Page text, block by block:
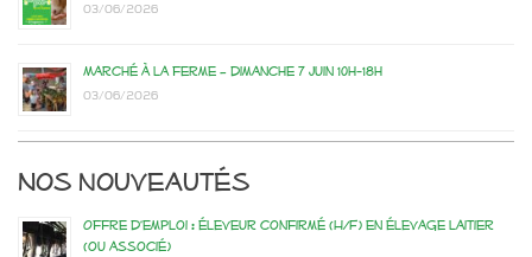
03/06/2026
Marché à la ferme – dimanche 7 juin 10h-18h
03/06/2026
Nos nouveautés
Offre d’emploi : éleveur confirmé (H/F) en élevage laitier
(ou associé)